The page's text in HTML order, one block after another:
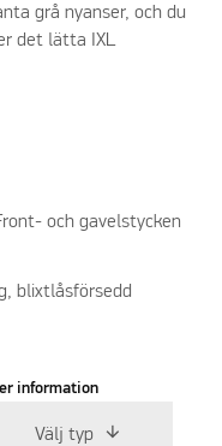
grå nyanser, och du
det lätta IXL
och gavelstycken
blixtlåsförsedd
information
Välj typ